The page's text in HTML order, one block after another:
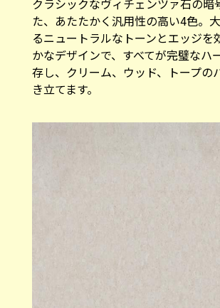
クラシックなヴィチェンツァ石の暗
た、あたたかく汎用性の高い4色。
るニュートラルなトーンとエッジを
かなデザインで、すべてが完璧なハ
存し、クリーム、ウッド、トープの
き立てます。